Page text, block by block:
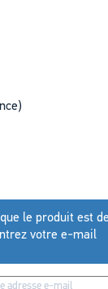
le produit est
votre e-mail